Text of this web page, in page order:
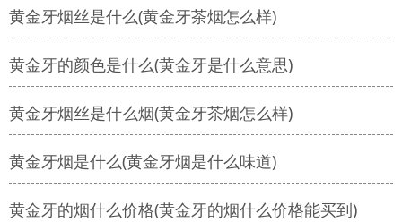
黄金牙烟丝是什么(黄金牙茶烟怎么样)
黄金牙的颜色是什么(黄金牙是什么意思)
黄金牙烟丝是什么烟(黄金牙茶烟怎么样)
黄金牙烟是什么(黄金牙烟是什么味道)
黄金牙的烟什么价格(黄金牙的烟什么价格能买到)